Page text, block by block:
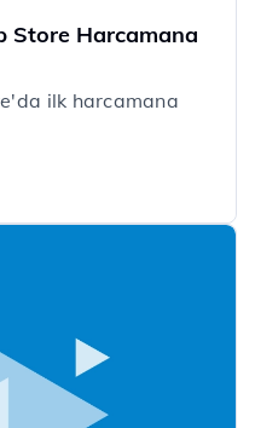
Store Harcamana
ilk harcamana